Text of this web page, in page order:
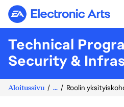
Electronic Arts
Technical
Security &
Aloitussivu ... Roolin